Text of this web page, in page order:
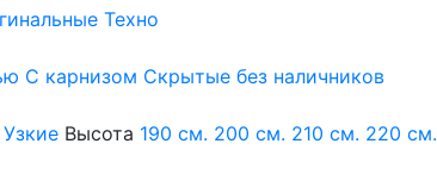
Техно
С карнизом Скрытые без наличников
Узкие Высота 190 см. 200 см. 210 см. 220 см.